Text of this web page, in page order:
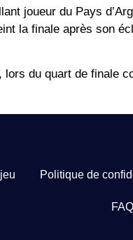
joueur du Pays
la finale après son
lors du quart de finale
Politique de
FAQ